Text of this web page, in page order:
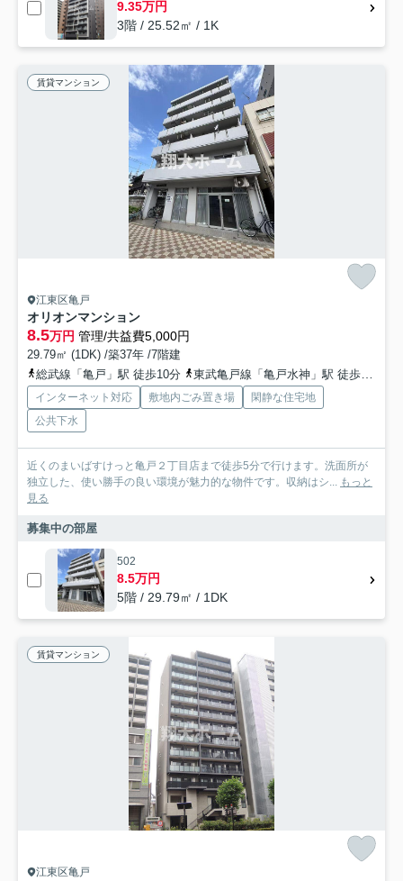
9.35万円
3階 / 25.52㎡ / 1K
賃貸マンション
江東区亀戸
オリオンマンション
8.5万円 管理/共益費5,000円
29.79㎡ (1DK) /築37年 /7階建
総武線「亀戸」駅 徒歩10分
東武亀戸線「亀戸水神」駅 徒歩8分
インターネット対応 敷地内ごみ置き場
閑静な住宅地
公共下水
近くのまいばすけっと亀戸２丁目店まで徒歩5分で行けます。洗面所が
独立した、使い勝手の良い環境が魅力的な物件です。収納はシ... もっと
見る
募集中の部屋
502
8.5万円
5階 / 29.79㎡ / 1DK
賃貸マンション
江東区亀戸